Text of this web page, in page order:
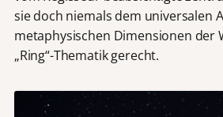
sie doch niemals dem universalen
metaphysischen Dimensionen der
„Ring“-Thematik gerecht.